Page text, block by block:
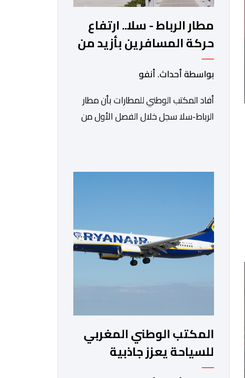
مطار الرباط - سلا.. ارتفاع
حركة المسافرين بأزيد من
الأول من 2026
بواسطة أحداث. أنفو
أفاد المكتب الوطني للمطارات بأن مطار
الرباط-سلا سجل خلال الفصل الأول من
مسافرا خلال الفترة ذاتها من سنة […]
المكتب الوطني المغربي
للسياحة يعزز جاذبية
الجهات عبر برنامج تاريخي